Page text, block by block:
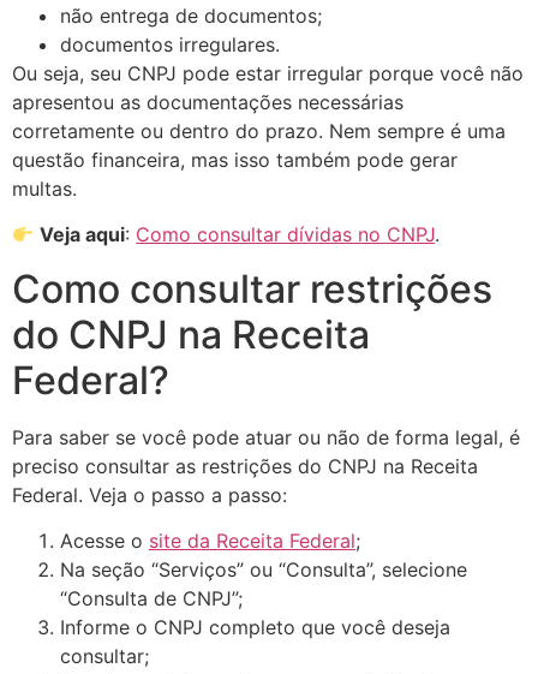
não entrega de documentos;
documentos irregulares.
Ou seja, seu CNPJ pode estar irregular porque você não
apresentou as documentações necessárias
corretamente ou dentro do prazo. Nem sempre é uma
questão financeira, mas isso também pode gerar
multas.
Veja aqui: Como consultar dívidas no CNPJ.
Como consultar restrições
do CNPJ na Receita
Federal?
Para saber se você pode atuar ou não de forma legal, é
preciso consultar as restrições do CNPJ na Receita
Federal. Veja o passo a passo:
Acesse o site da Receita Federal;
Na seção “Serviços” ou “Consulta”, selecione
“Consulta de CNPJ”;
Informe o CNPJ completo que você deseja
consultar;